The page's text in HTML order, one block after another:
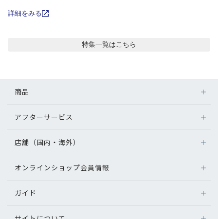
レビュー
ブログ
詳細をみる
特集一覧はこちら
商品
メガネ
サングラス
補聴器
グッズ・小物
アフターサービス
アフターサービス
メガネの不具合、修理について
補聴器に関するアフターサービス
店舗（国内・海外）
店舗検索
オンラインショップ会員情報
ログイン
ガイド